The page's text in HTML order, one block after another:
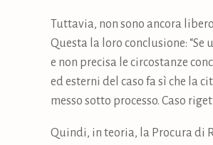
Tuttavia, non sono ancora
Questa la loro conclusione:
e non precisa le circostanze
ed esterni del caso fa sì che la
messo sotto processo. Caso
Quindi, in teoria, la Procura di